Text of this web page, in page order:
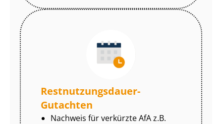
Rest­nut­zungs­dau­er-
Gutachten
Nachweis für verkürzte AfA z.B.